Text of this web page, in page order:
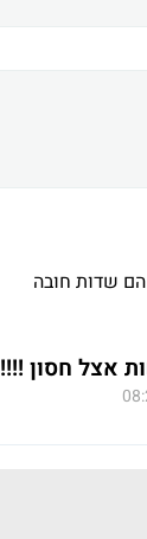
הם שדות חובה
אצל חסון !!!!